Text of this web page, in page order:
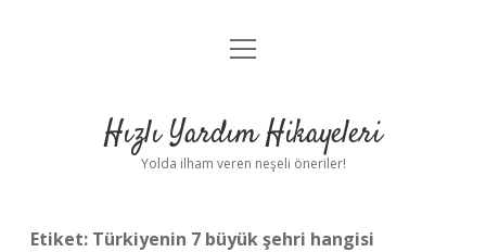
Anasayfa
Yasal Uyarı
menüyü
Hızlı Yardım Hikayeleri
Yolda ilham veren neşeli öneriler!
Etiket: Türkiyenin 7 büyük şehri hangisi